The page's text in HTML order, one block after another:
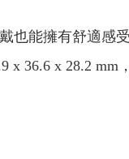
也能擁有舒適感
x 36.6 x 28.2 mm